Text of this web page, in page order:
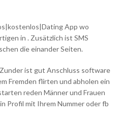
App wo
in . Zusätzlich ist SMS
die einander Seiten.
ist gut Anschluss software
Fremden flirten und abholen ein
reden Männer und Frauen
Profil mit Ihrem Nummer oder fb